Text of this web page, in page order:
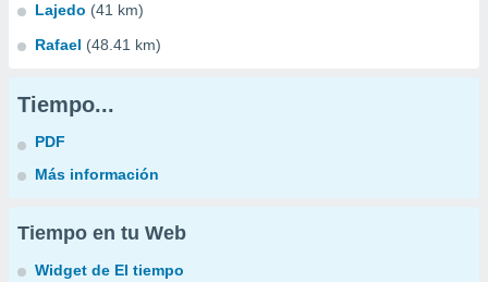
Lajedo (41 km)
Rafael (48.41 km)
Tiempo...
PDF
Más información
Tiempo en tu Web
Widget de El tiempo